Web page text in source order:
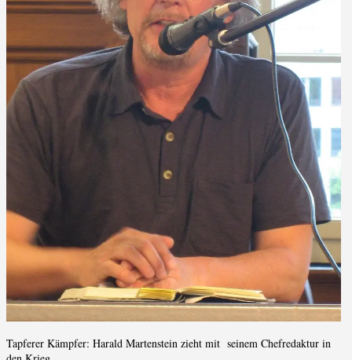
Tapferer Kämpfer: Harald Martenstein zieht mit seinem Chefredaktur in